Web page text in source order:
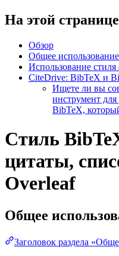
На этой странице
Обзор
Общее
Использование
CiteDrive: BibTeX и
Ищете ли вы
инструмент
BibTeX,
Стиль
цитаты,
Overleaf
Общее
Заголовок раздела